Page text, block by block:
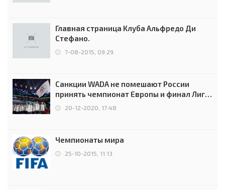
Главная страница Клуба Альфредо Ди
Стефано.
7-08-2015, 09:29
Санкции WADA не помешают России
принять чемпионат Европы и финал Лиги
чемпионов.
20-12-2020, 17:48
Чемпионаты мира
25-10-2015, 11:13